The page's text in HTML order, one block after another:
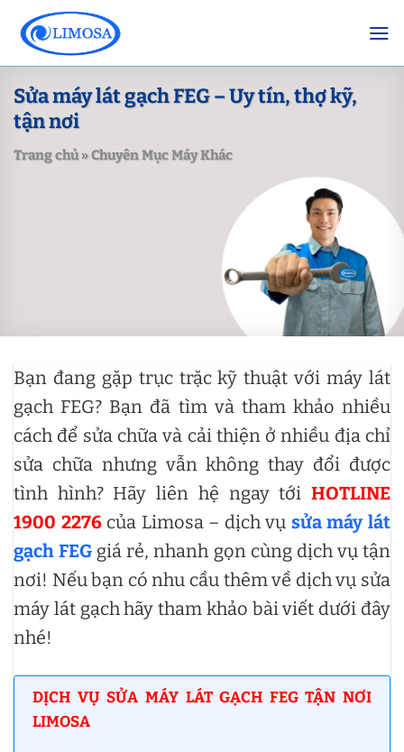
content
Sửa máy lát gạch FEG – Uy tín, thợ kỹ,
tận nơi
Trang chủ»Chuyên Mục Máy Khác
Bạn đang gặp trục trặc kỹ thuật với máy lát
gạch FEG? Bạn đã tìm và tham khảo nhiều
cách để sửa chữa và cải thiện ở nhiều địa chỉ
sửa chữa nhưng vẫn không thay đổi được
tình hình? Hãy liên hệ ngay tới HOTLINE
1900 2276của Limosa – dịch vụ sửa máy lát
gạch FEG giá rẻ, nhanh gọn cùng dịch vụ tận
nơi! Nếu bạn có nhu cầu thêm về dịch vụ sửa
máy lát gạch hãy tham khảo bài viết dưới đây
nhé!
DỊCH VỤ SỬA MÁY LÁT GẠCH FEG TẬN NƠI
LIMOSA